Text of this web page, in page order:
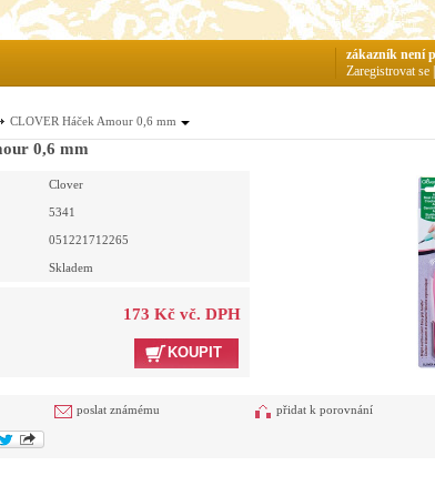
CLOVER Háček Amour 0,6 mm
0,6 mm
Clover
5341
051221712265
Skladem
173 Kč vč. DPH
KOUPIT
poslat známému přidat k porovnání
zákazník není
Zaregistrovat se